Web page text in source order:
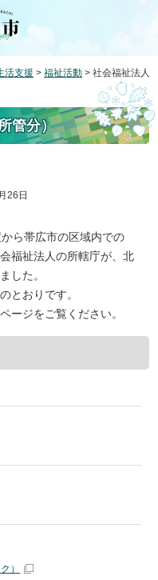
活支援 > 福祉活動 > 社会福祉法人
管分）
26日
ら帯広市の区域内での
福祉法人の所轄庁が、北
した。
とおりです。
ージをご覧ください。
）